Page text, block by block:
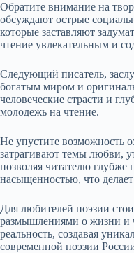
Обратите внимание на
обсуждают острые
которые заставляют
чтение увлекательным и
Следующий писатель,
богатым миром и
человеческие страсти и
молодежь на чтение.
Не упустите возможность
затрагивают темы любви,
позволяя читателю глубже
насыщенностью, что
Для любителей поэзии
размышлениями о жизни и
реальность, создавая
современной поэзии